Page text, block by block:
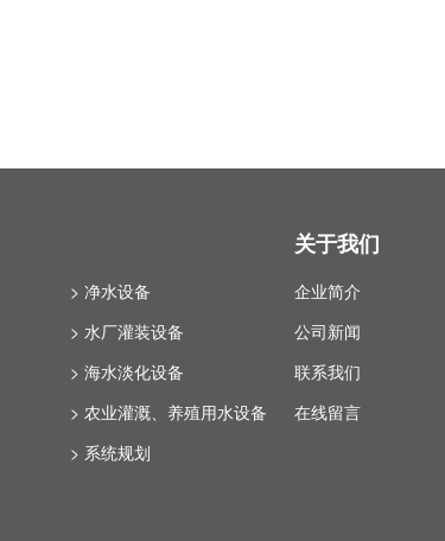
> 净水设备
> 水厂灌装设备
> 海水淡化设备
> 农业灌溉、养殖用水设备
> 系统规划
关于我们
企业简介
公司新闻
联系我们
在线留言